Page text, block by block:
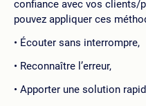
confiance avec vos clients/
pouvez appliquer ces
Écouter sans interrompre,
Reconnaître l’erreur,
Apporter une solution